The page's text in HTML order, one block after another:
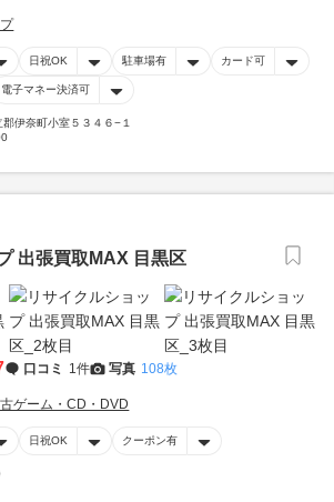
日祝OK 駐車場有 カード可
電子マネー決済可
伊奈町小室５３４６−１
出張買取MAX 目黒区
口コミ 1件 写真 108枚
ゲーム・CD・DVD
日祝OK クーポン有